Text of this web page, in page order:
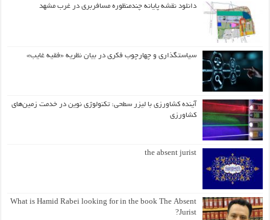
دانلود نقشه پایانه چندمنظوره مسافربری در غرب مشهد
سیاستگذاری و چهارچوب فکری در بیان نظریه «فقیه غایب»
آینده کشاورزی با لیزر سطحی: تکنولوژی نوین در خدمت زمین‌های
کشاورزی
the absent jurist
What is Hamid Rabei looking for in the book The Absent
Jurist?